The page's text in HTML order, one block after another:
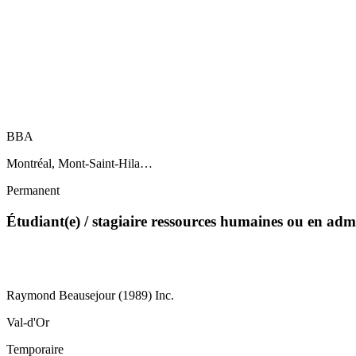
BBA
Montréal, Mont-Saint-Hila…
Permanent
Étudiant(e) / stagiaire ressources humaines ou en
Raymond Beausejour (1989) Inc.
Val-d'Or
Temporaire